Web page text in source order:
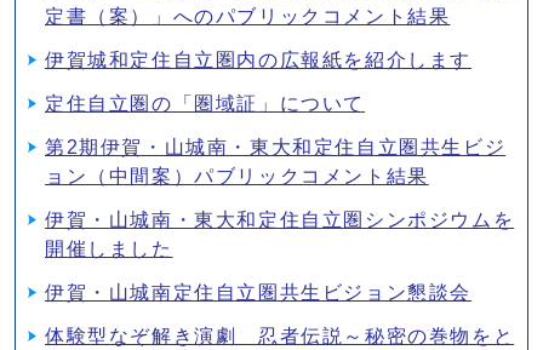
定書（案）」へのパブリックコメント結果
伊賀城和定住自立圏内の広報紙を紹介します
定住自立圏の「圏域証」について
第2期伊賀・山城南・東大和定住自立圏共生ビジ
ョン（中間案）パブリックコメント結果
伊賀・山城南・東大和定住自立圏シンポジウムを
開催しました
伊賀・山城南定住自立圏共生ビジョン懇談会
体験型なぞ解き演劇 忍者伝説～秘密の巻物をと